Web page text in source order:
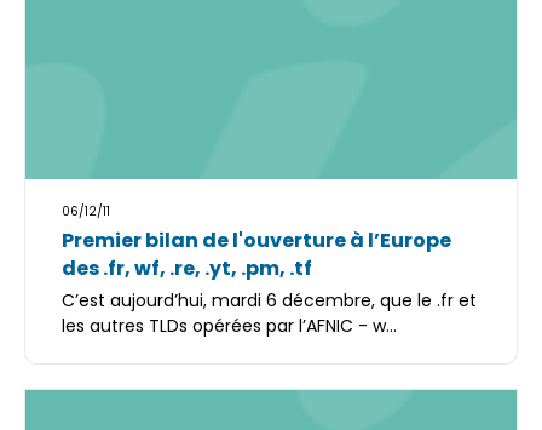
06/12/11
Premier bilan de l'ouverture à l’Europe
des .fr, wf, .re, .yt, .pm, .tf
C’est aujourd’hui, mardi 6 décembre, que le .fr et
les autres TLDs opérées par l’AFNIC - w...